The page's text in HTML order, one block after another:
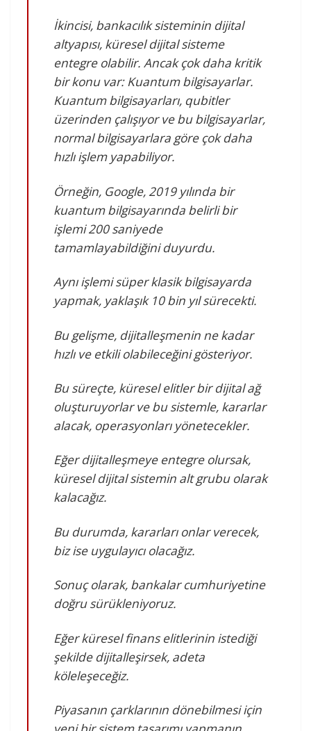
İkincisi, bankacılık sisteminin dijital
altyapısı, küresel dijital sisteme
entegre olabilir. Ancak çok daha kritik
bir konu var: Kuantum bilgisayarlar.
Kuantum bilgisayarları, qubitler
üzerinden çalışıyor ve bu bilgisayarlar,
normal bilgisayarlara göre çok daha
hızlı işlem yapabiliyor.
Örneğin, Google, 2019 yılında bir
kuantum bilgisayarında belirli bir
işlemi 200 saniyede
tamamlayabildiğini duyurdu.
Aynı işlemi süper klasik bilgisayarda
yapmak, yaklaşık 10 bin yıl sürecekti.
Bu gelişme, dijitalleşmenin ne kadar
hızlı ve etkili olabileceğini gösteriyor.
Bu süreçte, küresel elitler bir dijital ağ
oluşturuyorlar ve bu sistemle, kararlar
alacak, operasyonları yönetecekler.
Eğer dijitalleşmeye entegre olursak,
küresel dijital sistemin alt grubu olarak
kalacağız.
Bu durumda, kararları onlar verecek,
biz ise uygulayıcı olacağız.
Sonuç olarak, bankalar cumhuriyetine
doğru sürükleniyoruz.
Eğer küresel finans elitlerinin istediği
şekilde dijitalleşirsek, adeta
köleleşeceğiz.
Piyasanın çarklarının dönebilmesi için